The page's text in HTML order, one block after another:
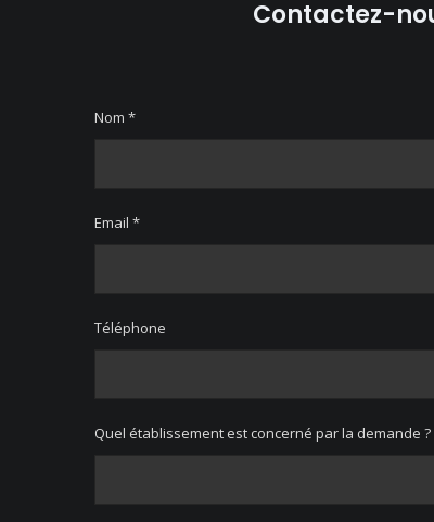
Contactez-
Nom *
Email *
Téléphone
Quel établissement est concerné par la demande